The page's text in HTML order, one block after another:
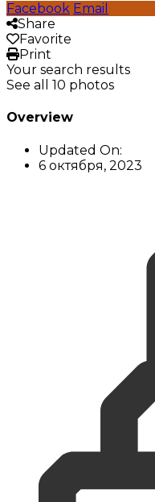
Facebook Email
Share
Favorite
Print
Your search results
See all 10 photos
Overview
Updated On:
6 октября, 2023